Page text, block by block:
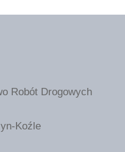
Robót Drogowych
Koźle